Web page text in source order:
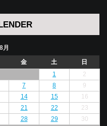
月
金 土
日
1
2
7 8
9
14 15
16
21 22
23
28 29
30